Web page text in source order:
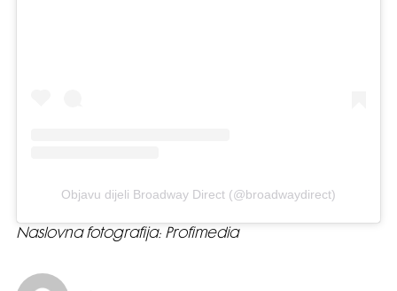
Objavu dijeli Broadway Direct (@broadwaydirect)
Naslovna fotografija: Profimedia